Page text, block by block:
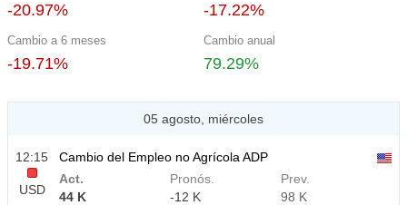
-20.97% -17.22%
Cambio a 6 meses
-19.71%
Cambio anual
79.29%
05 agosto, miércoles
12:15
USD
Cambio del Empleo no Agrícola ADP
Act.
44 K
Pronós.
-12 K
Prev.
98 K